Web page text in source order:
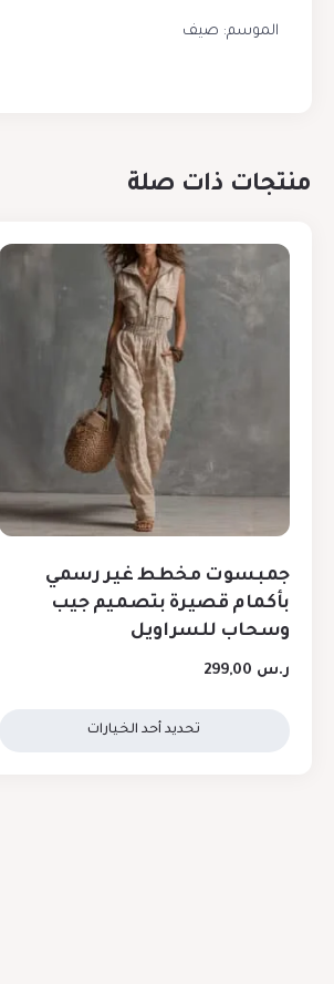
الموسم: صيف
منتجات ذات صلة
جمبسوت مخطط غير رسمي
بأكمام قصيرة بتصميم جيب
وسحاب للسراويل
ر.س
تحديد أحد الخيارات